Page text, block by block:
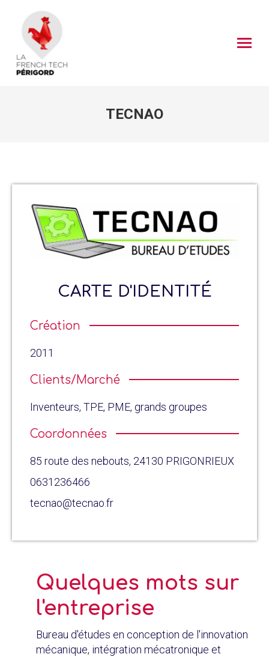
TECNAO
CARTE D'IDENTITÉ
Création
2011
Clients/Marché
Inventeurs, TPE, PME, grands groupes
Coordonnées
85 route des nebouts, 24130 PRIGONRIEUX
0631236466
tecnao@tecnao.fr
Quelques mots sur
l'entreprise
Bureau d'études en conception de l'innovation
mécanique, intégration mécatronique et